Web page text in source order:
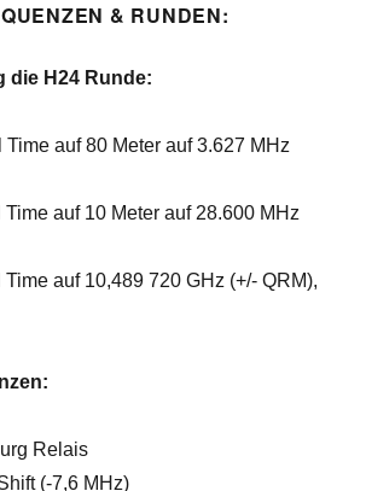
& RUNDEN:
die H24 Runde:
auf 80 Meter auf 3.627 MHz
auf 10 Meter auf 28.600 MHz
auf 10,489 720 GHz (+/- QRM),
Relais
(-7,6 MHz)